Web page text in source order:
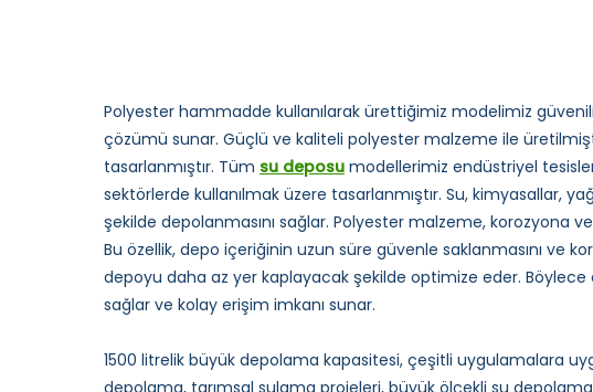
Polyester hammadde kullanılarak ürettiğimiz modelimiz
çözümü sunar. Güçlü ve kaliteli polyester malzeme ile
tasarlanmıştır. Tüm su deposu modellerimiz endüstriyel
sektörlerde kullanılmak üzere tasarlanmıştır. Su, kimyasallar,
şekilde depolanmasını sağlar. Polyester malzeme, korozyona ve
Bu özellik, depo içeriğinin uzun süre güvenle saklanmasını ve
depoyu daha az yer kaplayacak şekilde optimize eder. Böylece
sağlar ve kolay erişim imkanı sunar.
1500 litrelik büyük depolama kapasitesi, çeşitli uygulamalara